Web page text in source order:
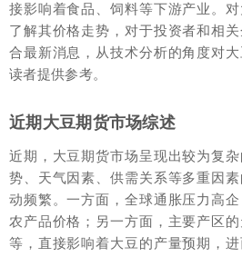
接影响着食品、饲料等下游产业。
了解其价格走势，对于投资者和相
合最新消息，从技术分析的角度对
读者提供参考。
近期大豆期货市场综述
近期，大豆期货市场呈现出较为复
势、天气因素、供需关系等多重因
动频繁。一方面，全球通胀压力高
农产品价格；另一方面，主要产区
等，直接影响着大豆的产量预期，